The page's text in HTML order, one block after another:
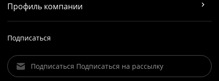
Профиль компании
Подписаться
Подписаться Подписаться на рассылку